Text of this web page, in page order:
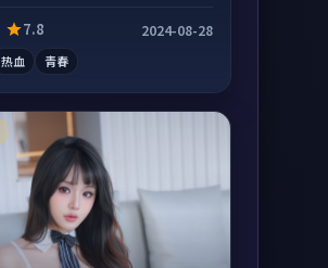
7.8 2024-08-28
热血 青春